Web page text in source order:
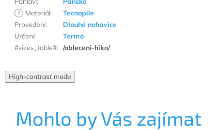
?
Materiál:
Tecnopile
Provedení:
Dlouhé nohavice
Určení:
Termo
#sizes_table#: /obleceni-hiko/
High-contrast mode
Mohlo by Vás zajímat